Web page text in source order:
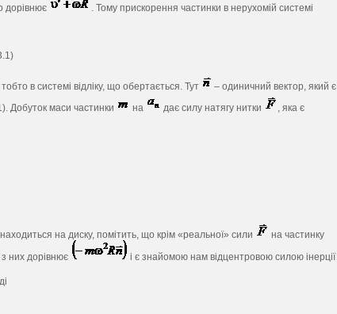
дорівнює . Тому прискорення частинки в нерухомій системі
в системі відліку, що обертається. Тут
– одиничний вектор, який є
Добуток маси частинки
на дає силу натягу нитки
, яка є
на диску, помітить, що крім «реальної» сили
на частинку
них дорівнює
і є знайомою нам відцентровою силою інерції